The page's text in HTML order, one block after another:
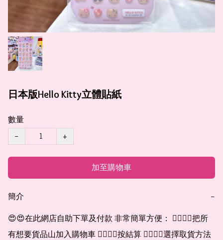
日本版Hello Kitty立體貼紙
數量
−
+
加至購物車
簡介 −
😍😍在此網店自助下單及付款 非常簡單方便： 👉🏻👉🏻把所
有想要貨品山加入購物車 👉🏻👉🏻按結算 👉🏻👉🏻選擇取貨方法